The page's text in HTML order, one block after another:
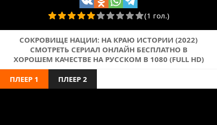
(1 гол.)
СОКРОВИЩЕ НАЦИИ: НА КРАЮ ИСТОРИИ (2022)
СМОТРЕТЬ СЕРИАЛ ОНЛАЙН БЕСПЛАТНО В
ХОРОШЕМ КАЧЕСТВЕ НА РУССКОМ В 1080 (FULL HD)
ПЛЕЕР 1 ПЛЕЕР 2